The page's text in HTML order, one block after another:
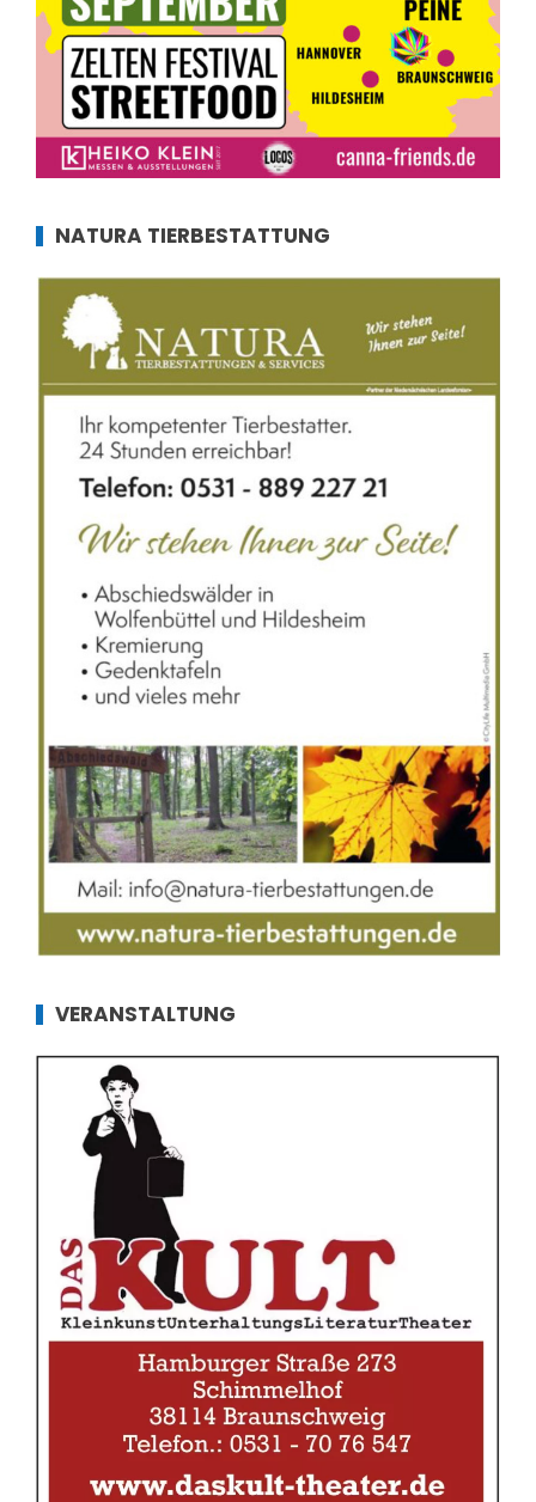
NATURA TIERBESTATTUNG
VERANSTALTUNG